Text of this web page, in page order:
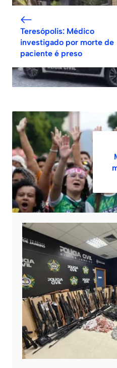
Teresópolis: Médico
investigado por morte de
paciente é preso